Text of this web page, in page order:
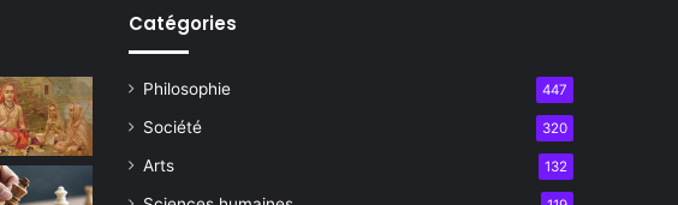
Catégories
Philosophie 447
Société 320
Arts 132